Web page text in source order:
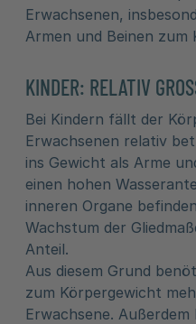
Erwachsenen,
Armen und Beinen zum
KINDER: RELATIV
Bei Kindern fällt der
Erwachsenen relativ
ins Gewicht als Arme
einen hohen
inneren Organe
Wachstum der
Anteil.
Aus diesem Grund
zum Körpergewicht
Erwachsene.